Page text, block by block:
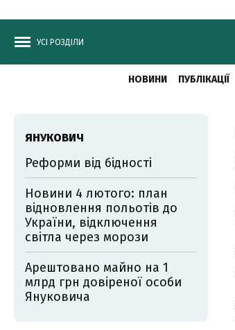
УСІ РОЗДІЛИ
НОВИНИ ПУБЛІКАЦІЇ
ЯНУКОВИЧ
Реформи від бідності
Новини 4 лютого: план
відновлення польотів до
України, відключення
світла через морози
Арештовано майно на 1
млрд грн довіреної особи
Януковича